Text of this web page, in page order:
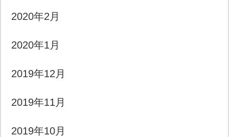
2020年2月
2020年1月
2019年12月
2019年11月
2019年10月